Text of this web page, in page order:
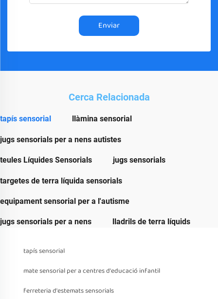
Enviar
Cerca Relacionada
tapís sensorial llàmina sensorial
jugs sensorials per a nens autistes
teules Líquides Sensorials jugs sensorials
targetes de terra líquida sensorials
equipament sensorial per a l'autisme
jugs sensorials per a nens lladrils de terra líquids
tapís sensorial
mate sensorial per a centres d'educació infantil
ferreteria d'estemats sensorials